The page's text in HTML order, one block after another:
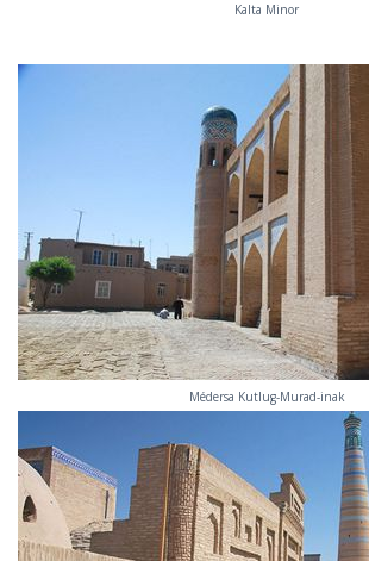
Kalta Minor
Médersa Kutlug-Murad-inak